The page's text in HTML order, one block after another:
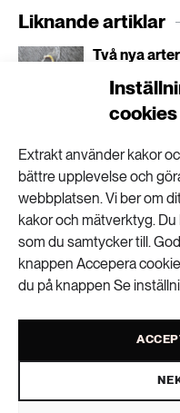
cookies
Extrakt använder kakor
bättre upplevelse och
webbplatsen. Vi ber om
kakor och mätverktyg. Du
som du samtycker till.
knappen Accepera
du på knappen Se
Liknande artiklar
Två nya
Göteborg
begrepp”
Stora